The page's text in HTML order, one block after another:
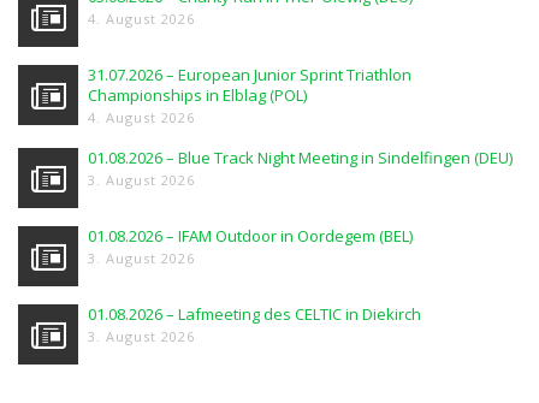
4. August 2026
31.07.2026 – European Junior Sprint Triathlon
Championships in Elblag (POL)
4. August 2026
01.08.2026 – Blue Track Night Meeting in Sindelfingen (DEU)
3. August 2026
01.08.2026 – IFAM Outdoor in Oordegem (BEL)
3. August 2026
01.08.2026 – Lafmeeting des CELTIC in Diekirch
3. August 2026